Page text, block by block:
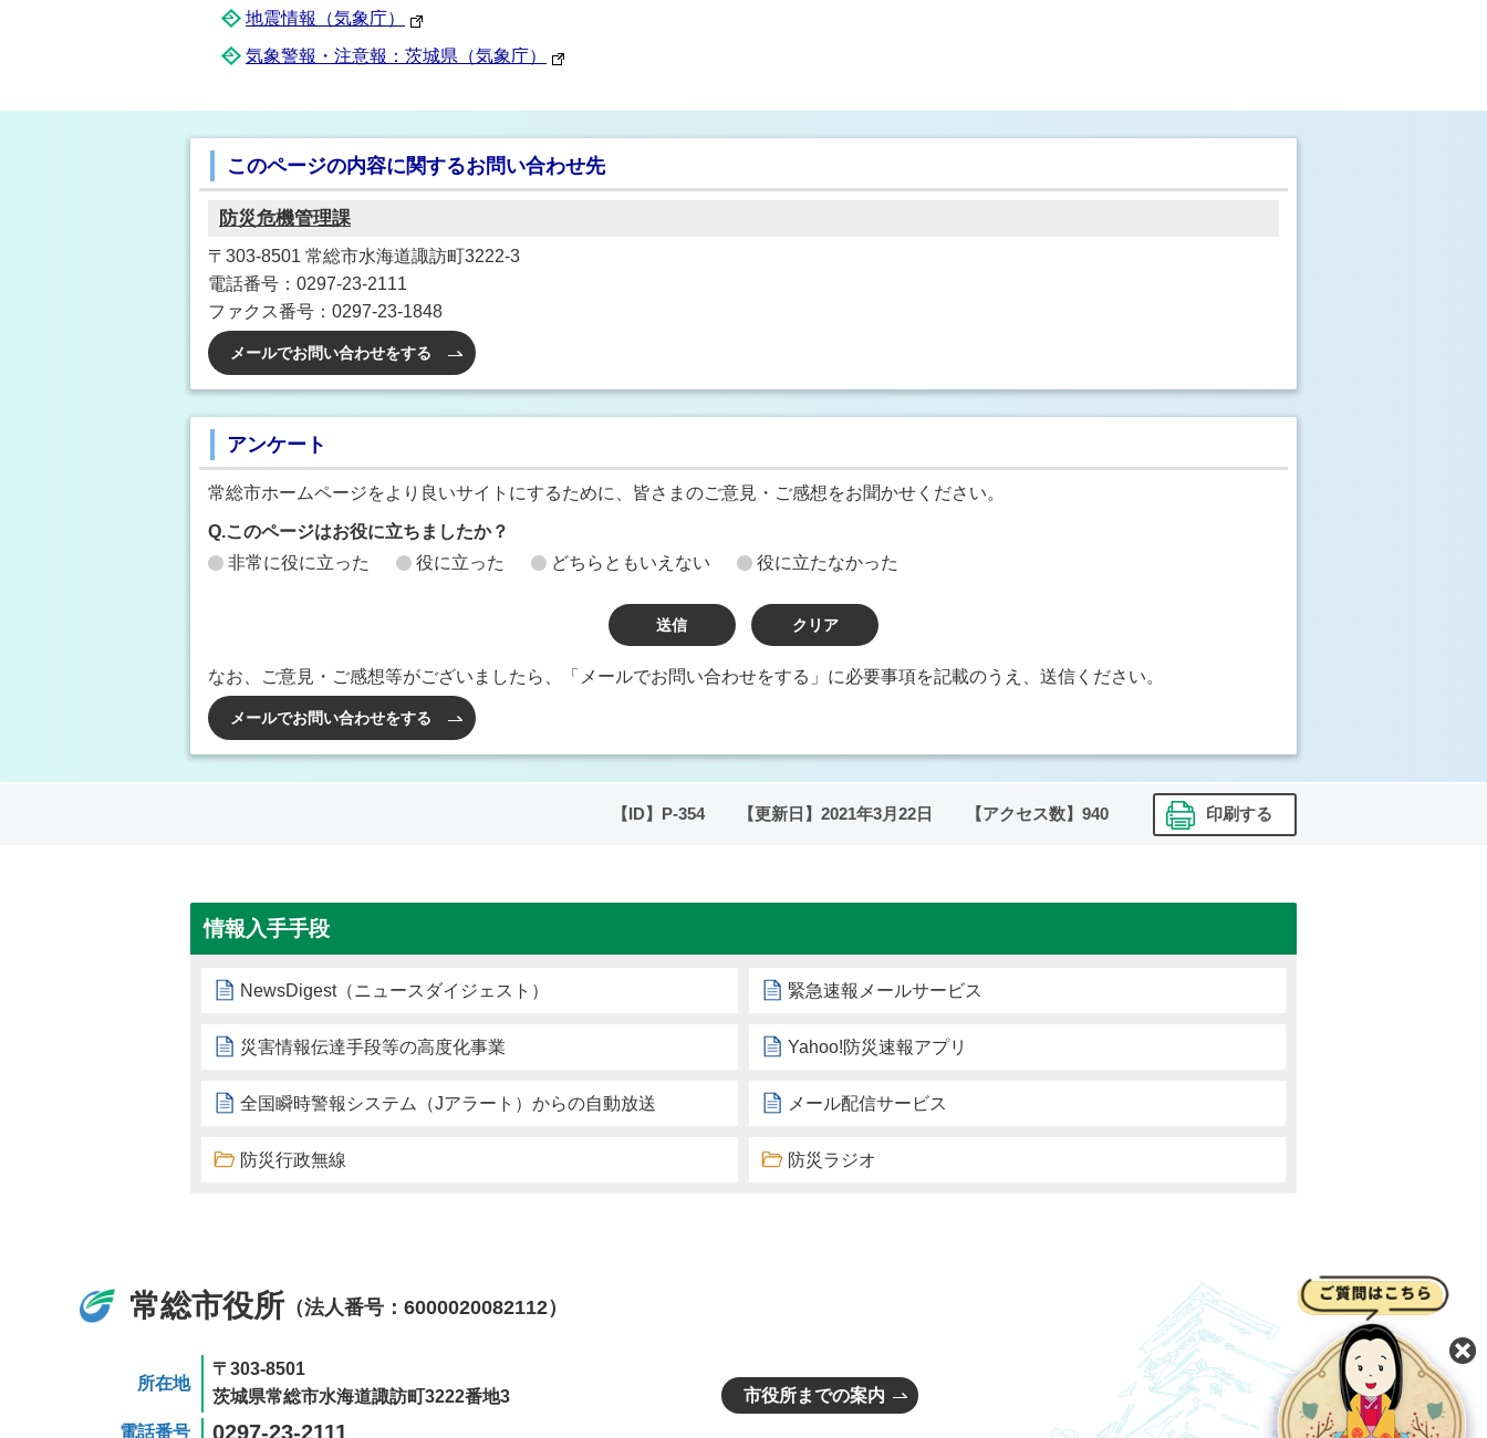
地震情報（気象庁）
気象警報・注意報：茨城県（気象庁）
このページの内容に関するお問い合わせ先
防災危機管理課
〒303-8501 常総市水海道諏訪町3222-3
電話番号：0297-23-2111
ファクス番号：0297-23-1848
メールでお問い合わせをする
アンケート
常総市ホームページをより良いサイトにするために、皆さまのご意見・ご感想をお聞かせください。
Q.このページはお役に立ちましたか？
非常に役に立った
役に立った どちらともいえない 役に立たなかった
なお、ご意見・ご感想等がございましたら、「メールでお問い合わせをする」に必要事項を記載のうえ、送信ください。
メールでお問い合わせをする
【ID】 P-354 【更新日】 2021年3月22日 【アクセス数】 940 印刷する
情報入手手段
NewsDigest（ニュースダイジェスト） 緊急速報メールサービス
災害情報伝達手段等の高度化事業 Yahoo!防災速報アプリ
全国瞬時警報システム（Jアラート）からの自動放送 メール配信サービス
防災行政無線 防災ラジオ
常総市役所 （法人番号：6000020082112）
所在地
〒303-8501
茨城県常総市水海道諏訪町3222番地3
電話番号
0297-23-2111
市役所までの案内